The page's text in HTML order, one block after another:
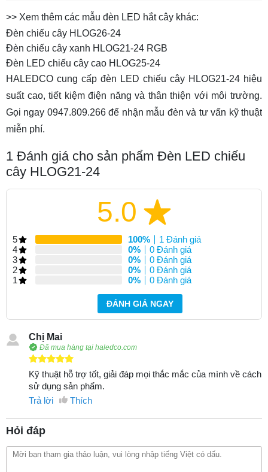
>> Xem thêm các mẫu đèn LED hắt cây khác:
Đèn chiếu cây HLOG26-24
Đèn chiếu cây xanh HLOG21-24 RGB
Đèn LED chiếu cây cao HLOG25-24
HALEDCO cung cấp đèn LED chiếu cây HLOG21-24 hiệu
suất cao, tiết kiệm điện năng và thân thiện với môi trường.
Gọi ngay 0947.809.266 để nhận mẫu đèn và tư vấn kỹ thuật
miễn phí.
1 Đánh giá cho sản phẩm Đèn LED chiếu
cây HLOG21-24
5.0
5 100%
1 Đánh giá
4
0%
0 Đánh giá
3
0%
0 Đánh giá
2
0%
0 Đánh giá
1
0% 0 Đánh giá
ĐÁNH GIÁ NGAY
Chị Mai
Đã mua hàng tại haledco.com
Kỹ thuật hỗ trợ tốt, giải đáp mọi thắc mắc của mình về cách
sử dụng sản phẩm.
Trả lời
Thích
Hỏi đáp